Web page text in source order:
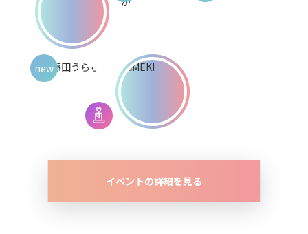
イベントの詳細を見る